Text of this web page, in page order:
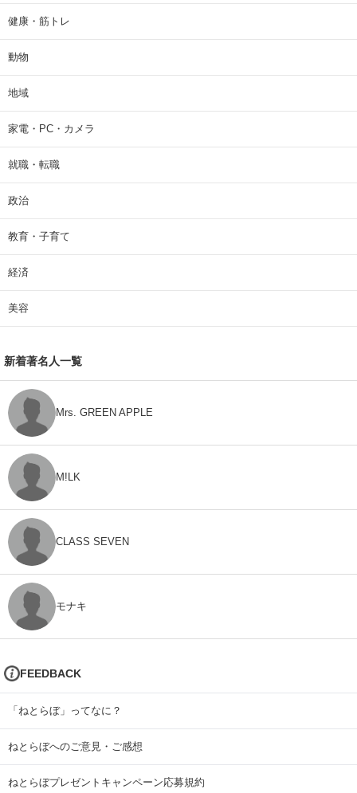
健康・筋トレ
動物
地域
家電・PC・カメラ
就職・転職
政治
教育・子育て
経済
美容
新着著名人一覧
Mrs. GREEN APPLE
M!LK
CLASS SEVEN
モナキ
FEEDBACK
「ねとらぼ」ってなに？
ねとらぼへのご意見・ご感想
ねとらぼプレゼントキャンペーン応募規約